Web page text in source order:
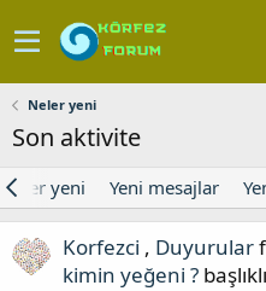
Neler yeni
Son aktivite
Neler yeni Yeni mesajlar
Korfezci , Duyurular
kimin yeğeni ?